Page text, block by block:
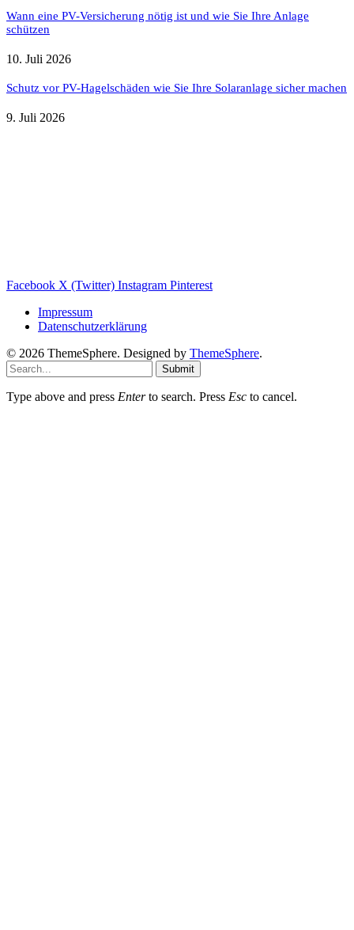
Wann eine PV-Versicherung nötig ist und wie Sie Ihre Anlage
schützen
10. Juli 2026
Schutz vor PV-Hagelschäden wie Sie Ihre Solaranlage sicher machen
9. Juli 2026
Facebook X (Twitter) Instagram Pinterest
Impressum
Datenschutzerklärung
© 2026 ThemeSphere. Designed by ThemeSphere.
Submit
Type above and press Enterto search. Press Esc to cancel.